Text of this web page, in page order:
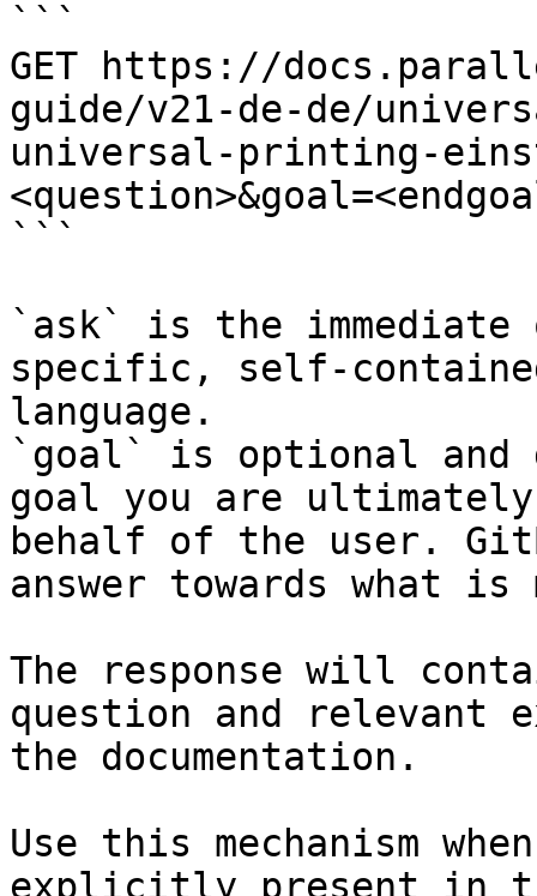
```
GET https://
guide/v21-de-de/
universal-printing-
```
`ask` is the
specific, self-
language.
`goal` is optional and
goal you are
behalf of the user.
answer towards what
The response will
question and relevant
the documentation.
Use this mechanism
explicitly present in